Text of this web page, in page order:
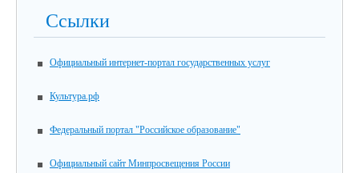
Ссылки
Официальный интернет-портал государственных услуг
Культура.рф
Федеральный портал "Российское образование"
Официальный сайт Минпросвещения России